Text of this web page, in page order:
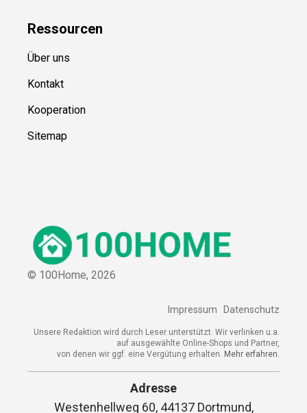
Ressourcen
Über uns
Kontakt
Kooperation
Sitemap
© 100Home, 2026
Impressum Datenschutz
Unsere Redaktion wird durch Leser unterstützt. Wir verlinken u.a.
auf ausgewählte Online-Shops und Partner,
von denen wir ggf. eine Vergütung erhalten. Mehr erfahren.
Adresse
Westenhellweg 60, 44137 Dortmund,